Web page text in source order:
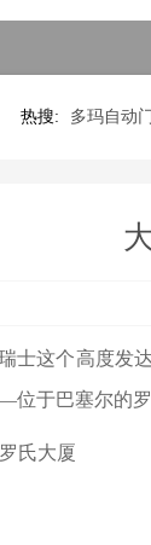
热搜: 多玛自动门
这个高度发达
于巴塞尔的罗
大厦